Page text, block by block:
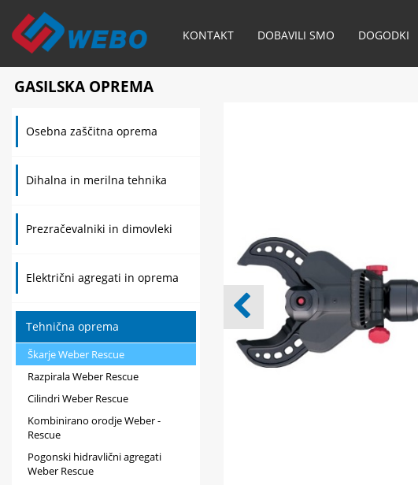
KONTAKT DOBAVILI SMO DOGODKI
GASILSKA OPREMA
Osebna zaščitna oprema
Dihalna in merilna tehnika
Prezračevalniki in dimovleki
Električni agregati in oprema
Tehnična oprema
Škarje Weber Rescue
Razpirala Weber Rescue
Cilindri Weber Rescue
Kombinirano orodje Weber -
Rescue
Pogonski hidravlični agregati
Weber Rescue